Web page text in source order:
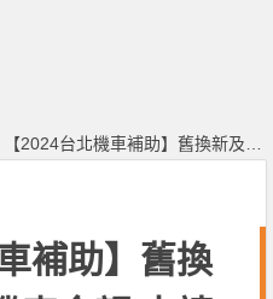
【2024台北機車補助】舊換新及新購電動機車金額/申請/進度查詢一次看(113)
補助】舊換